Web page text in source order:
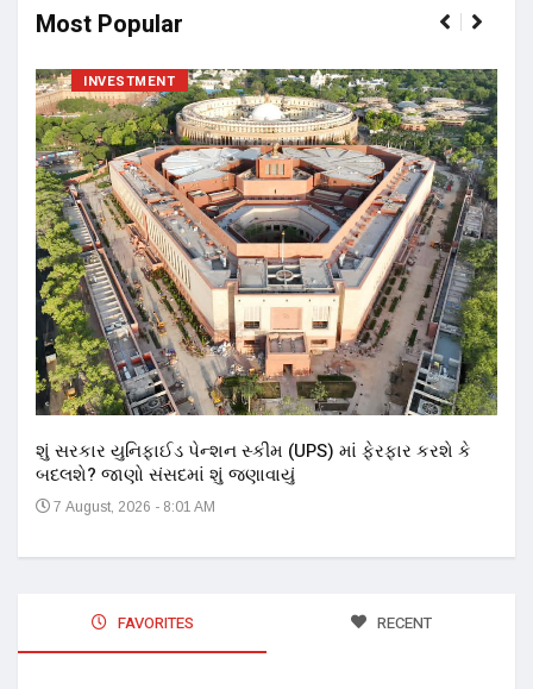
Most Popular
INVESTMENT
શું સરકાર યુનિફાઈડ પેન્શન સ્કીમ (UPS) માં ફેરફાર કરશે કે
બદલશે? જાણો સંસદમાં શું જણાવાયું
7 August, 2026 - 8:01 AM
FAVORITES RECENT